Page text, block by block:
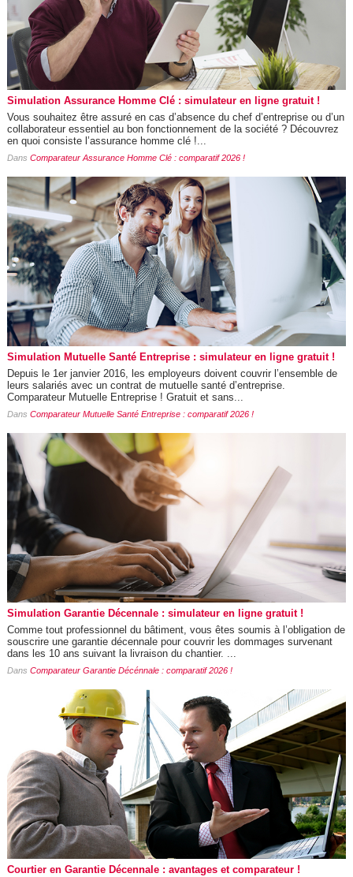
Simulation Assurance Homme Clé : simulateur en ligne gratuit !
Vous souhaitez être assuré en cas d’absence du chef d’entreprise ou d’un
collaborateur essentiel au bon fonctionnement de la société ? Découvrez
en quoi consiste l’assurance homme clé !...
Dans Comparateur Assurance Homme Clé : comparatif 2026 !
Simulation Mutuelle Santé Entreprise : simulateur en ligne gratuit !
Depuis le 1er janvier 2016, les employeurs doivent couvrir l’ensemble de
leurs salariés avec un contrat de mutuelle santé d’entreprise.
Comparateur Mutuelle Entreprise ! Gratuit et sans...
Dans Comparateur Mutuelle Santé Entreprise : comparatif 2026 !
Simulation Garantie Décennale : simulateur en ligne gratuit !
Comme tout professionnel du bâtiment, vous êtes soumis à l’obligation de
souscrire une garantie décennale pour couvrir les dommages survenant
dans les 10 ans suivant la livraison du chantier. ...
Dans Comparateur Garantie Décénnale : comparatif 2026 !
Courtier en Garantie Décennale : avantages et comparateur !